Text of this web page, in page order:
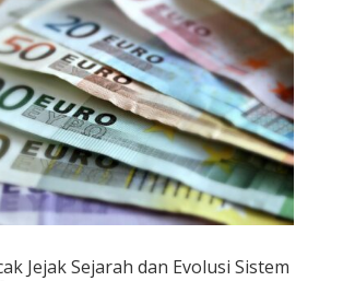
Jejak Sejarah dan Evolusi Sistem